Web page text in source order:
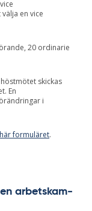
en vice
20 ordinarie
skickas
En
i
formuläret.
en ar­bets­kam­